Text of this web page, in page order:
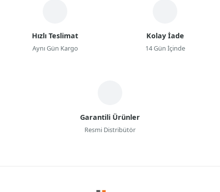
Hızlı Teslimat
Aynı Gün Kargo
Kolay İade
14 Gün İçinde
Garantili Ürünler
Resmi Distribütör